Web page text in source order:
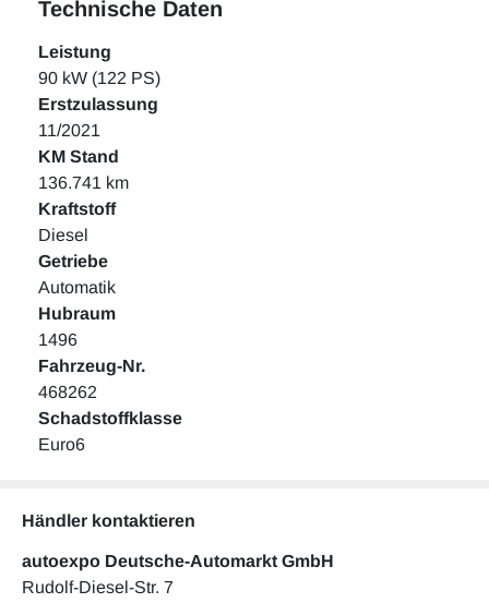
Technische Daten
Leistung
90 kW (122 PS)
Erstzulassung
11/2021
KM Stand
136.741 km
Kraftstoff
Diesel
Getriebe
Automatik
Hubraum
1496
Fahrzeug-Nr.
468262
Schadstoffklasse
Euro6
Händler kontaktieren
autoexpo Deutsche-Automarkt GmbH
Rudolf-Diesel-Str. 7